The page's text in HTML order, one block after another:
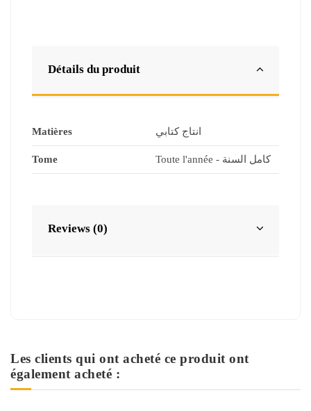
Détails du produit
Matières انتاج كتابي
Tome Toute l'année - كامل السنة
Reviews (0)
Les clients qui ont acheté ce produit ont
également acheté :